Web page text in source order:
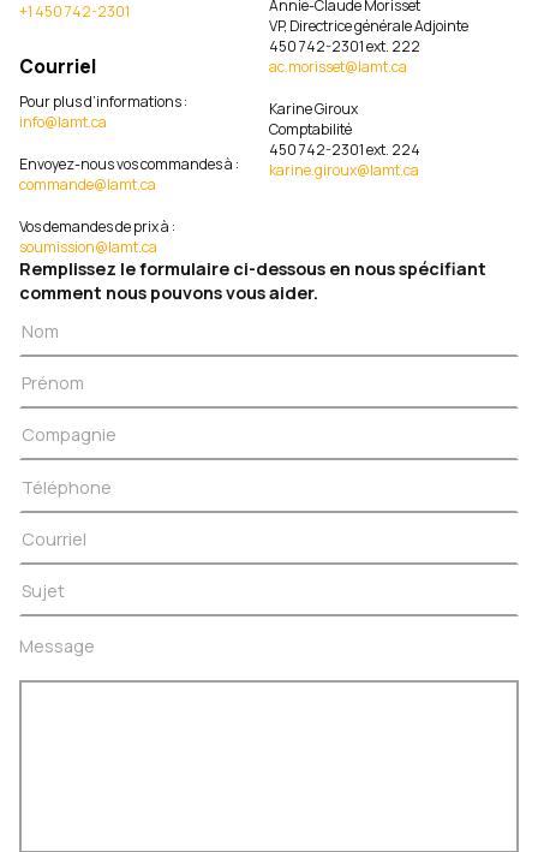
+1 450 742-2301
Courriel
Pour plus d’informations :
info@lamt.ca
Envoyez-nous vos commandes à :
commande@lamt.ca
Vos demandes de prix à :
soumission@lamt.ca
Annie-Claude Morisset
VP, Directrice générale Adjointe
450 742-2301 ext. 222
ac.morisset@lamt.ca
Karine Giroux
Comptabilité
450 742-2301 ext. 224
karine.giroux@lamt.ca
Remplissez le formulaire ci-dessous en nous spécifiant
comment nous pouvons vous aider.
Message